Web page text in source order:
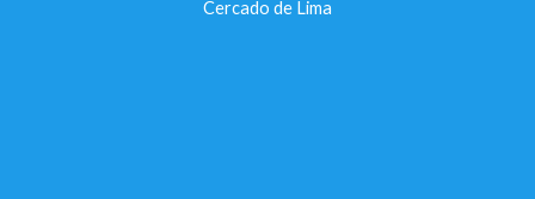
Cercado de Lima